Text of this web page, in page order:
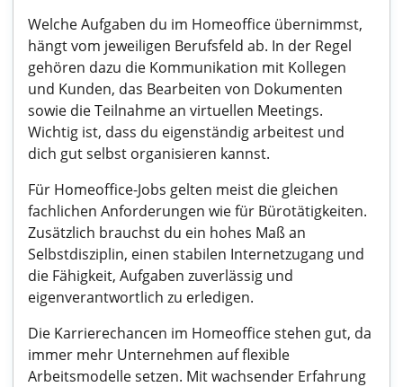
Welche Aufgaben du im Homeoffice übernimmst,
hängt vom jeweiligen Berufsfeld ab. In der Regel
gehören dazu die Kommunikation mit Kollegen
und Kunden, das Bearbeiten von Dokumenten
sowie die Teilnahme an virtuellen Meetings.
Wichtig ist, dass du eigenständig arbeitest und
dich gut selbst organisieren kannst.
Für Homeoffice-Jobs gelten meist die gleichen
fachlichen Anforderungen wie für Bürotätigkeiten.
Zusätzlich brauchst du ein hohes Maß an
Selbstdisziplin, einen stabilen Internetzugang und
die Fähigkeit, Aufgaben zuverlässig und
eigenverantwortlich zu erledigen.
Die Karrierechancen im Homeoffice stehen gut, da
immer mehr Unternehmen auf flexible
Arbeitsmodelle setzen. Mit wachsender Erfahrung